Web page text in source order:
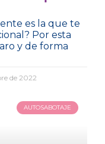
es la que te
Por esta
y de forma
de 2022
AUTOSABOTAJE